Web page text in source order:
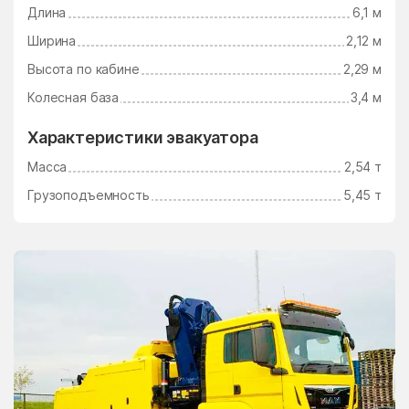
Длина
6,1 м
Ширина
2,12 м
Высота по кабине
2,29 м
Колесная база
3,4 м
Характеристики эвакуатора
Масса
2,54 т
Грузоподъемность
5,45 т
Электросталь Электроугли
Юдино Южный Поселок
Юрцово
Ямкино Ярополец
Яхрома